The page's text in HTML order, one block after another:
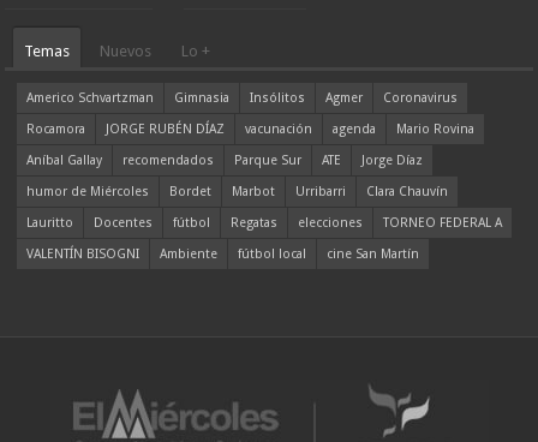
Temas Nuevos Lo +
Americo Schvartzman Gimnasia Insólitos Agmer
Coronavirus
Rocamora
JORGE RUBÉN DÍAZ vacunación agenda
Mario Rovina
Aníbal Gallay
recomendados Parque Sur ATE
Jorge Díaz
humor de Miércoles
Bordet Marbot Urribarri
Clara Chauvín
Lauritto
Docentes fútbol Regatas elecciones
TORNEO FEDERAL A
VALENTÍN BISOGNI
Ambiente fútbol local cine San Martín